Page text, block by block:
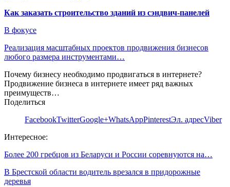
Как заказать строительство зданий из сэндвич-панелей
В фокусе
Реализация масштабных проектов продвижения бизнесов
любого размера инструментами…
Почему бизнесу необходимо продвигаться в интернете?
Продвижение бизнеса в интернете имеет ряд важных
преимуществ…
Поделиться
FacebookTwitterGoogle+WhatsAppPinterestЭл. адресViber
Интересное:
Более 200 гребцов из Беларуси и России соревнуются на…
В Брестской области водитель врезался в придорожные
деревья